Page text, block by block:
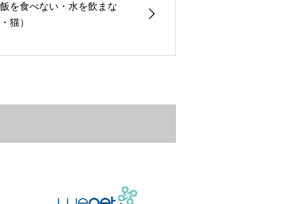
を食べない・水を飲まな
猫）